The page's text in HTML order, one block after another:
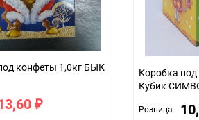
конфеты 1,0кг БЫК
₽
Коробка
Кубик
Розница